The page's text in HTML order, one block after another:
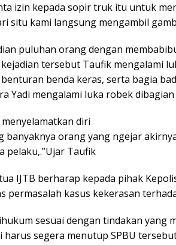
izin kepada sopir truk itu untuk
situ kami langsung mengambil
puluhan orang dengan
tersebut Taufik mengalami
benda keras, serta bagia
Yadi mengalami luka robek dibagian
diri
banyaknya orang yang ngejar
pelaku,.”Ujar Taufik
IJTB berharap kepada pihak
permasalah kasus kekerasan
sesuai dengan tindakan yang
harus segera menutup SPBU